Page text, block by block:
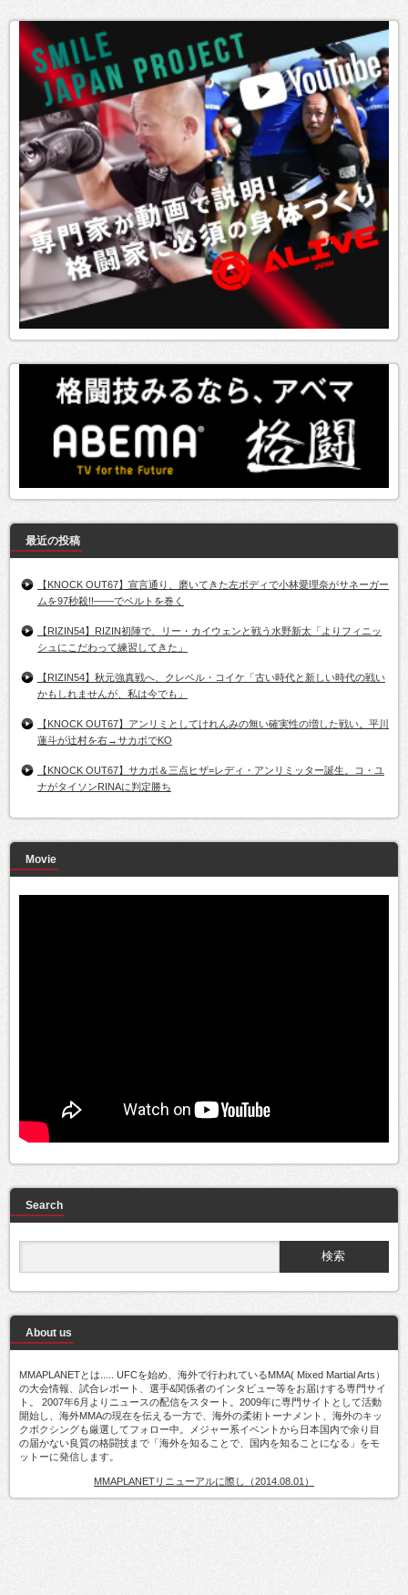
最近の投稿
【KNOCK OUT67】宣言通り、磨いてきた左ボディで小林愛理奈がサネーガー
ムを97秒殺!!――でベルトを巻く
【RIZIN54】RIZIN初陣で、リー・カイウェンと戦う水野新太「よりフィニッ
シュにこだわって練習してきた」
【RIZIN54】秋元強真戦へ、クレベル・コイケ「古い時代と新しい時代の戦い
かもしれませんが、私は今でも」
【KNOCK OUT67】アンリミとしてけれんみの無い確実性の増した戦い。平川
蓮斗が辻村を右→サカボでKO
【KNOCK OUT67】サカボ＆三点ヒザ=レディ・アンリミッター誕生。コ・ユ
ナがタイソンRINAに判定勝ち
Movie
Search
About us
MMAPLANETとは..... UFCを始め、海外で行われているMMA( Mixed Martial Arts）
の大会情報、試合レポート、選手&関係者のインタビュー等をお届けする専門サイ
ト。 2007年6月よりニュースの配信をスタート。2009年に専門サイトとして活動
開始し、海外MMAの現在を伝える一方で、海外の柔術トーナメント、海外のキッ
クボクシングも厳選してフォロー中。メジャー系イベントから日本国内で余り目
の届かない良質の格闘技まで「海外を知ることで、国内を知ることになる」をモ
ットーに発信します。
MMAPLANETリニューアルに際し（2014.08.01）